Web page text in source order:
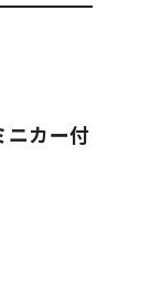
ニカー付